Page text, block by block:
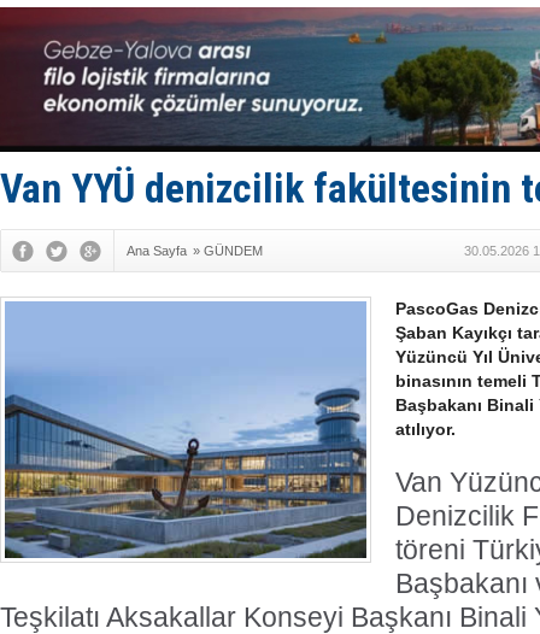
Türkiye-
Türk
Deniz
DÖDER,
Fairline,
Baltık
Runit
Türk
Van YYÜ denizcilik fakültesinin
Ana Sayfa » GÜNDEM 30.05.2026
PascoGas
Şaban Kayıkçı
Yüzüncü Yıl
binasının temeli
Başbakanı Binali
atılıyor.
Van
Denizcilik
töreni
Teşkilatı Aksakallar Konseyi Başkanı Binali